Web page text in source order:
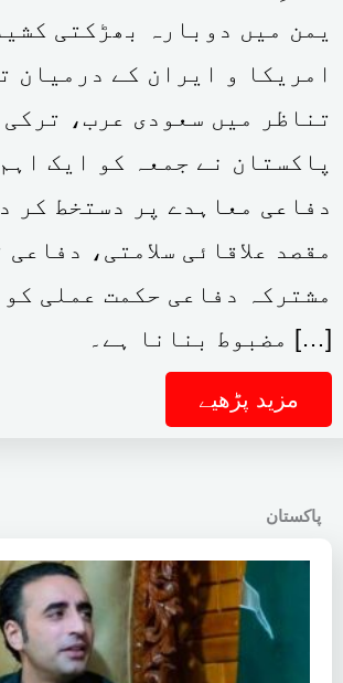
یمن میں دوبارہ بھڑکتی
امریکا و ایران کے درمیان
تناظر میں سعودی عرب، ترکی
پاکستان نے جمعہ کو ایک
دفاعی معاہدے پر دستخط کر
مقصد علاقائی سلامتی، دفاعی
مشترکہ دفاعی حکمت عملی کو
مضبوط بنانا ہے۔ […]
مزید پڑھیے
پاکستان